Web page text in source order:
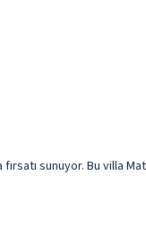
sunuyor. Bu villa